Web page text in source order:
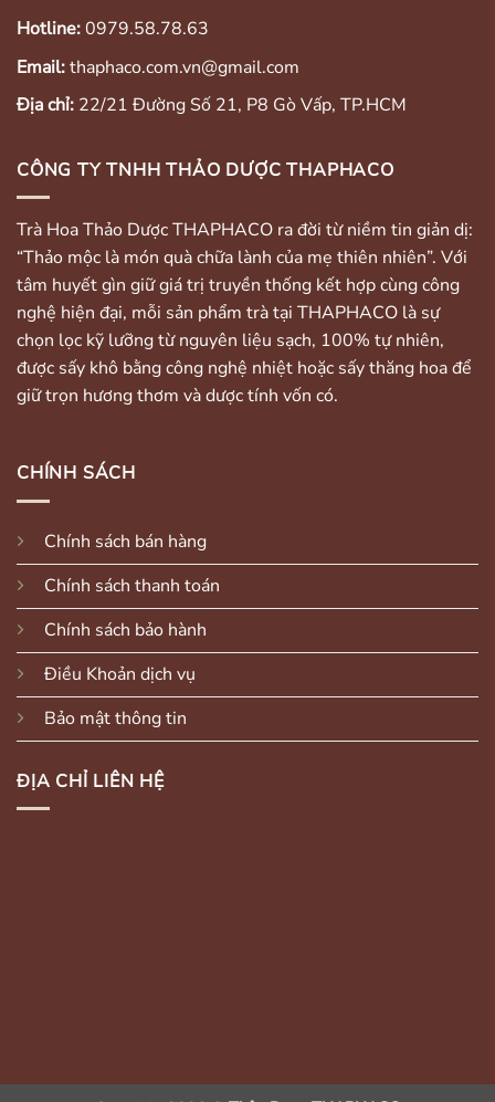
Hotline:0979.58.78.63
Email:thaphaco.com.vn@gmail.com
Địa chỉ: 22/21 Đường Số 21, P8 Gò Vấp, TP.HCM
CÔNG TY TNHH THẢO DƯỢC THAPHACO
Trà Hoa Thảo Dược THAPHACO ra đời từ niềm tin giản dị:
“Thảo mộc là món quà chữa lành của mẹ thiên nhiên”. Với
tâm huyết gìn giữ giá trị truyền thống kết hợp cùng công
nghệ hiện đại, mỗi sản phẩm trà tại THAPHACO là sự
chọn lọc kỹ lưỡng từ nguyên liệu sạch, 100% tự nhiên,
được sấy khô bằng công nghệ nhiệt hoặc sấy thăng hoa để
giữ trọn hương thơm và dược tính vốn có.
CHÍNH SÁCH
Chính sách bán hàng
Chính sách thanh toán
Chính sách bảo hành
Điều Khoản dịch vụ
Bảo mật thông tin
ĐỊA CHỈ LIÊN HỆ